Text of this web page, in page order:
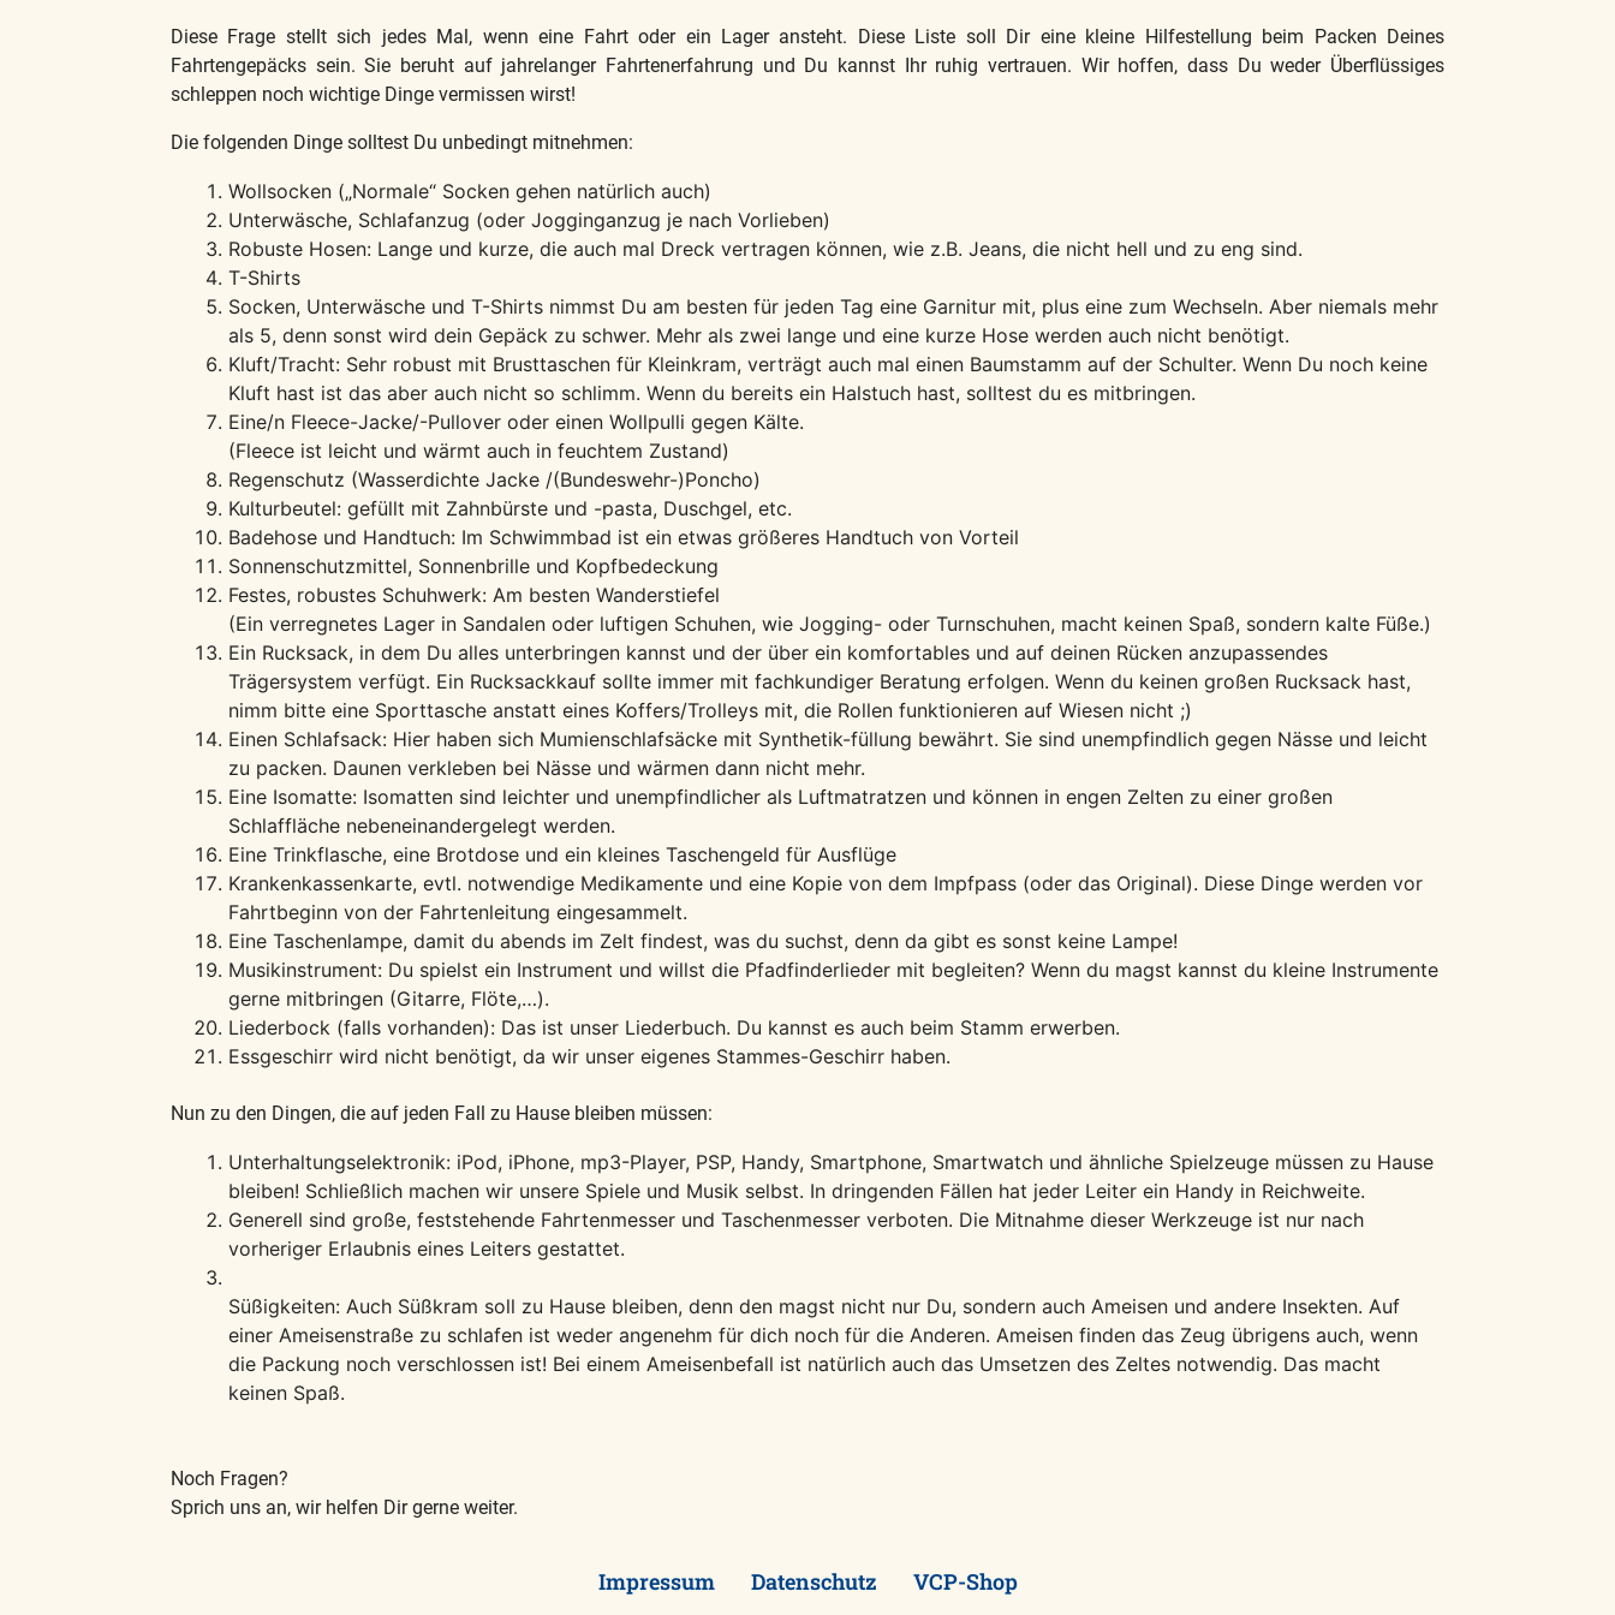
Diese Frage stellt sich jedes Mal, wenn eine Fahrt oder ein Lager ansteht. Diese Liste soll Dir eine kleine Hilfestellung beim Packen Deines
Fahrtengepäcks sein. Sie beruht auf jahrelanger Fahrtenerfahrung und Du kannst Ihr ruhig vertrauen. Wir hoffen, dass Du weder Überflüssiges
schleppen noch wichtige Dinge vermissen wirst!
Die folgenden Dinge solltest Du unbedingt mitnehmen:
Wollsocken („Normale“ Socken gehen natürlich auch)
Unterwäsche, Schlafanzug (oder Jogginganzug je nach Vorlieben)
Robuste Hosen: Lange und kurze, die auch mal Dreck vertragen können, wie z.B. Jeans, die nicht hell und zu eng sind.
T-Shirts
Socken, Unterwäsche und T-Shirts nimmst Du am besten für jeden Tag eine Garnitur mit, plus eine zum Wechseln. Aber niemals mehr
als 5, denn sonst wird dein Gepäck zu schwer. Mehr als zwei lange und eine kurze Hose werden auch nicht benötigt.
Kluft/Tracht: Sehr robust mit Brusttaschen für Kleinkram, verträgt auch mal einen Baumstamm auf der Schulter. Wenn Du noch keine
Kluft hast ist das aber auch nicht so schlimm. Wenn du bereits ein Halstuch hast, solltest du es mitbringen.
Eine/n Fleece-Jacke/-Pullover oder einen Wollpulli gegen Kälte.
(Fleece ist leicht und wärmt auch in feuchtem Zustand)
Regenschutz (Wasserdichte Jacke /(Bundeswehr-)Poncho)
Kulturbeutel: gefüllt mit Zahnbürste und -pasta, Duschgel, etc.
Badehose und Handtuch: Im Schwimmbad ist ein etwas größeres Handtuch von Vorteil
Sonnenschutzmittel, Sonnenbrille und Kopfbedeckung
Festes, robustes Schuhwerk: Am besten Wanderstiefel
(Ein verregnetes Lager in Sandalen oder luftigen Schuhen, wie Jogging- oder Turnschuhen, macht keinen Spaß, sondern kalte Füße.)
Ein Rucksack, in dem Du alles unterbringen kannst und der über ein komfortables und auf deinen Rücken anzupassendes
Trägersystem verfügt. Ein Rucksackkauf sollte immer mit fachkundiger Beratung erfolgen. Wenn du keinen großen Rucksack hast,
nimm bitte eine Sporttasche anstatt eines Koffers/Trolleys mit, die Rollen funktionieren auf Wiesen nicht ;)
Einen Schlafsack: Hier haben sich Mumienschlafsäcke mit Synthetik-füllung bewährt. Sie sind unempfindlich gegen Nässe und leicht
zu packen. Daunen verkleben bei Nässe und wärmen dann nicht mehr.
Eine Isomatte: Isomatten sind leichter und unempfindlicher als Luftmatratzen und können in engen Zelten zu einer großen
Schlaffläche nebeneinandergelegt werden.
Eine Trinkflasche, eine Brotdose und ein kleines Taschengeld für Ausflüge
Krankenkassenkarte, evtl. notwendige Medikamente und eine Kopie von dem Impfpass (oder das Original). Diese Dinge werden vor
Fahrtbeginn von der Fahrtenleitung eingesammelt.
Eine Taschenlampe, damit du abends im Zelt findest, was du suchst, denn da gibt es sonst keine Lampe!
Musikinstrument: Du spielst ein Instrument und willst die Pfadfinderlieder mit begleiten? Wenn du magst kannst du kleine Instrumente
gerne mitbringen (Gitarre, Flöte,…).
Liederbock (falls vorhanden): Das ist unser Liederbuch. Du kannst es auch beim Stamm erwerben.
Essgeschirr wird nicht benötigt, da wir unser eigenes Stammes-Geschirr haben.
Nun zu den Dingen, die auf jeden Fall zu Hause bleiben müssen:
Unterhaltungselektronik: iPod, iPhone, mp3-Player, PSP, Handy, Smartphone, Smartwatch und ähnliche Spielzeuge müssen zu Hause
bleiben! Schließlich machen wir unsere Spiele und Musik selbst. In dringenden Fällen hat jeder Leiter ein Handy in Reichweite.
Generell sind große, feststehende Fahrtenmesser und Taschenmesser verboten. Die Mitnahme dieser Werkzeuge ist nur nach
vorheriger Erlaubnis eines Leiters gestattet.
Süßigkeiten: Auch Süßkram soll zu Hause bleiben, denn den magst nicht nur Du, sondern auch Ameisen und andere Insekten. Auf
einer Ameisenstraße zu schlafen ist weder angenehm für dich noch für die Anderen. Ameisen finden das Zeug übrigens auch, wenn
die Packung noch verschlossen ist! Bei einem Ameisenbefall ist natürlich auch das Umsetzen des Zeltes notwendig. Das macht
keinen Spaß.
Noch Fragen?
Sprich uns an, wir helfen Dir gerne weiter.
Impressum Datenschutz VCP-Shop